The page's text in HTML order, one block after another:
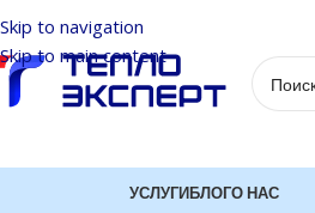
Skip to navigation
Skip to main content
УСЛУГИБЛОГО НАС